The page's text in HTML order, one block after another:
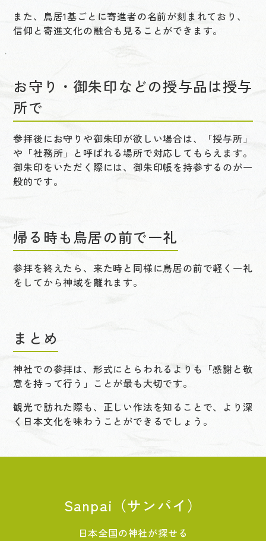
また、鳥居1基ごとに寄進者の名前が刻まれており、
信仰と寄進文化の融合も見ることができます。
お守り・御朱印などの授与品は授与
所で
参拝後にお守りや御朱印が欲しい場合は、「授与所」
や「社務所」と呼ばれる場所で対応してもらえます。
御朱印をいただく際には、御朱印帳を持参するのが一
般的です。
帰る時も鳥居の前で一礼
参拝を終えたら、来た時と同様に鳥居の前で軽く一礼
をしてから神域を離れます。
まとめ
神社での参拝は、形式にとらわれるよりも「感謝と敬
意を持って行う」ことが最も大切です。
観光で訪れた際も、正しい作法を知ることで、より深
く日本文化を味わうことができるでしょう。
Sanpai（サンパイ）
日本全国の神社が探せる